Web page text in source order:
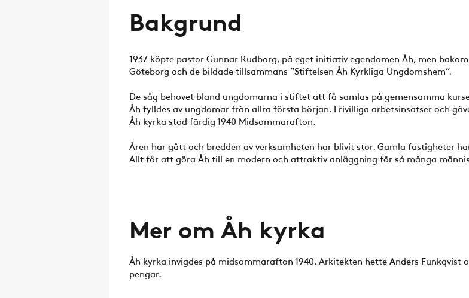
Bakgrund
1937 köpte pastor Gunnar Rudborg, på eget initiativ egendomen Åh, men
Göteborg och de bildade tillsammans ”Stiftelsen Åh Kyrkliga Ungdomshem”.
De såg behovet bland ungdomarna i stiftet att få samlas på gemensamma
Åh fylldes av ungdomar från allra första början. Frivilliga arbetsinsatser och
Åh kyrka stod färdig 1940 Midsommarafton.
Åren har gått och bredden av verksamheten har blivit stor. Gamla fastigheter
Allt för att göra Åh till en modern och attraktiv anläggning för så många
Mer om Åh kyrka
Åh kyrka invigdes på midsommarafton 1940. Arkitekten hette Anders Funkqvist
pengar.